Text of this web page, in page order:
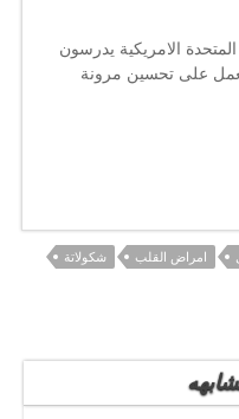
الامريكية يدرسون
تعمل على تحسين مرونة
امراض القلب
شكولاتة